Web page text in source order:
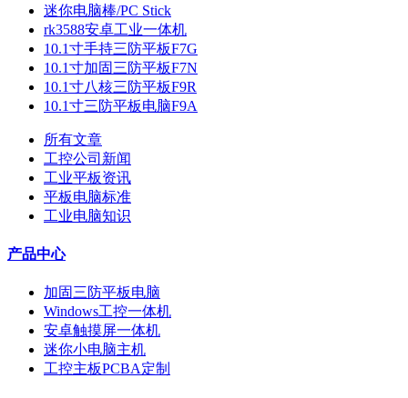
迷你电脑棒/PC Stick
rk3588安卓工业一体机
10.1寸手持三防平板F7G
10.1寸加固三防平板F7N
10.1寸八核三防平板F9R
10.1寸三防平板电脑F9A
所有文章
工控公司新闻
工业平板资讯
平板电脑标准
工业电脑知识
产品中心
加固三防平板电脑
Windows工控一体机
安卓触摸屏一体机
迷你小电脑主机
工控主板PCBA定制